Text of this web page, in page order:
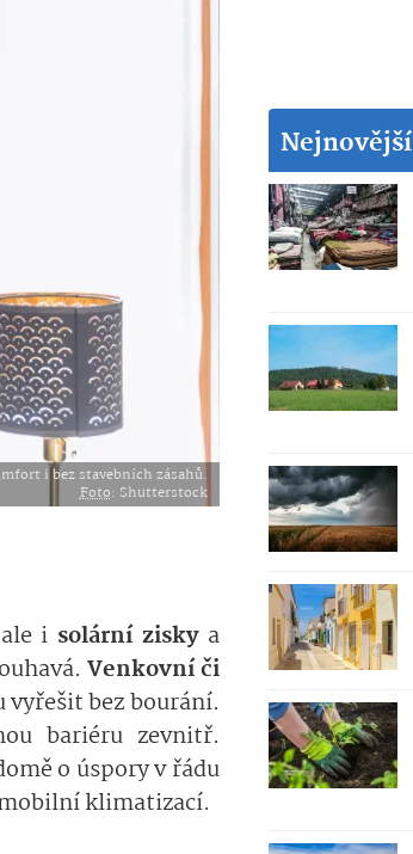
i bez stavebních zásahů.
Foto: Shutterstock
i solární ziskya
Venkovní či
bez bourání.
bariéru zevnitř.
o úspory v řádu
klimatizací.
Nejnovější